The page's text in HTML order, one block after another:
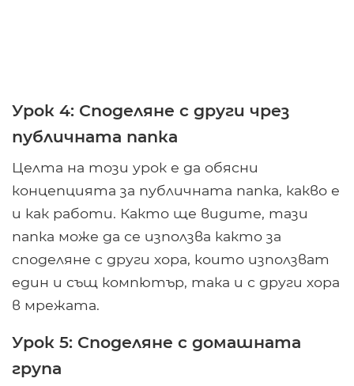
Урок 4: Споделяне с други чрез
публичната папка
Целта на този урок е да обясни
концепцията за публичната папка, какво е
и как работи. Както ще видите, тази
папка може да се използва както за
споделяне с други хора, които използват
един и същ компютър, така и с други хора
в мрежата.
Урок 5: Споделяне с домашната
група